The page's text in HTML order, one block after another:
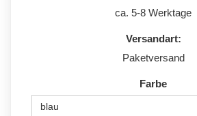
ca. 5-8 Werktage
Versandart:
Paketversand
Farbe
blau